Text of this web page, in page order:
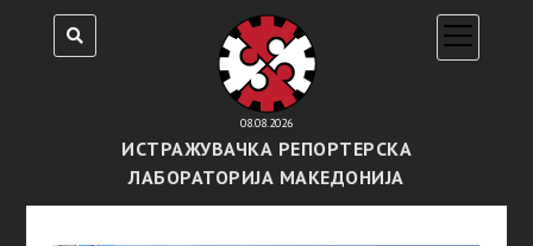
08.08.2026
ИСТРАЖУВАЧКА РЕПОРТЕРСКА
ЛАБОРАТОРИЈА МАКЕДОНИЈА
open
menu